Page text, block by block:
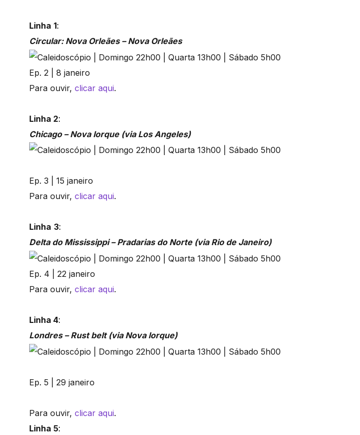
Linha 1:
Circular: Nova Orleães – Nova Orleães
Ep. 2 | 8 janeiro
Para ouvir, clicar aqui.
Linha 2:
Chicago – Nova Iorque (via Los Angeles)
Ep. 3 | 15 janeiro
Para ouvir, clicar aqui.
Linha 3:
Delta do Mississippi – Pradarias do Norte (via Rio de Janeiro)
Ep. 4 | 22 janeiro
Para ouvir, clicar aqui.
Linha 4:
Londres – Rust belt (via Nova Iorque)
Ep. 5 | 29 janeiro
Para ouvir, clicar aqui.
Linha 5: